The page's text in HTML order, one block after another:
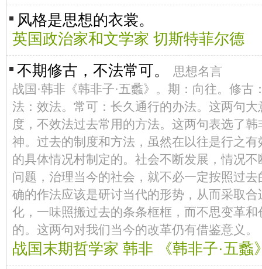
风格是思想的衣裳。
英国政治家和文学家 切斯特菲尔德
不期修古，不法常可。
思想名言
战国·韩非《韩非子·五蠡》。期：向往。修古
法：效法。常可：长久通行的办法。这两句
度，不效法过去常用的方法。这两句表选了
神。过去的制度和方法，虽然在以往是行之
的具体情况村制定的。社会不断发展，情况
问题，治理当今的社会，就不必一定按照过
确的作法应该是研讨当代的形势，从而采取
化，一味照搬过去的条条框框，而不思变革
的。这两句对我们当今的改革仍有借鉴意义。
战国末期哲学家 韩非 《韩非子·五蠡